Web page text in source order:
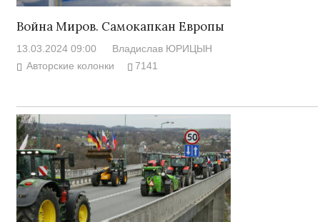
Война Миров. Самокапкан Европы
13.03.2024 09:00
Владислав ЮРИЦЫН
Авторские колонки
7141